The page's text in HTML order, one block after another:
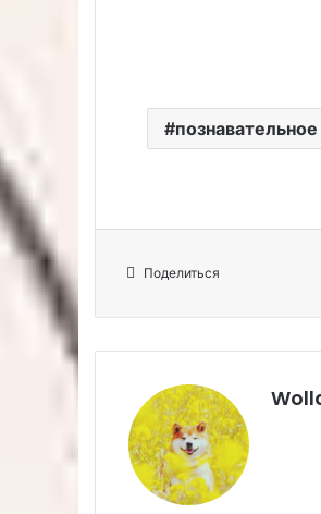
познавательное
Поделиться